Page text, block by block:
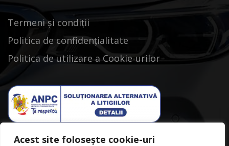
Acest site folosește cookie-uri
Termeni și condiții
Politica de confidențialitate
Politica de utilizare a Cookie-urilor